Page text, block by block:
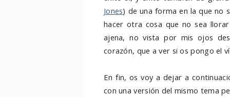
Jones) de una forma en la que no
hacer otra cosa que no sea
ajena, no vista por mis ojos
corazón, que a ver si os pongo el
En fin, os voy a dejar a
con una versión del mismo tema